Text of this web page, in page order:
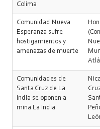
Colima
Comunidad Nueva
Esperanza sufre
hostigamientos y
amenazas de muerte
Comunidades de
Santa Cruz de La
India se oponen a
mina La India